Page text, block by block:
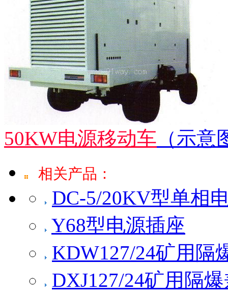
50KW电源移动车 （示意
相关产品：
DC-5/20KV型单相
Y68型电源插座
KDW127/24矿用隔
DXJ127/24矿用隔